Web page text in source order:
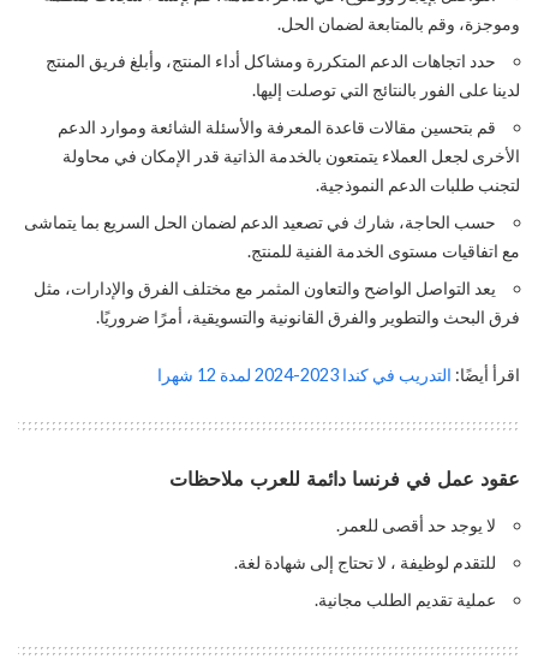
وموجزة، وقم بالمتابعة لضمان الحل.
حدد اتجاهات الدعم المتكررة ومشاكل أداء المنتج، وأبلغ فريق المنتج
لدينا على الفور بالنتائج التي توصلت إليها.
قم بتحسين مقالات قاعدة المعرفة والأسئلة الشائعة وموارد الدعم
الأخرى لجعل العملاء يتمتعون بالخدمة الذاتية قدر الإمكان في محاولة
لتجنب طلبات الدعم النموذجية.
حسب الحاجة، شارك في تصعيد الدعم لضمان الحل السريع بما يتماشى
مع اتفاقيات مستوى الخدمة الفنية للمنتج.
يعد التواصل الواضح والتعاون المثمر مع مختلف الفرق والإدارات، مثل
فرق البحث والتطوير والفرق القانونية والتسويقية، أمرًا ضروريًا.
اقرأ أيضًا: التدريب في كندا 2023-2024 لمدة 12 شهرا
عقود عمل في فرنسا دائمة للعرب ملاحظات
لا يوجد حد أقصى للعمر.
للتقدم لوظيفة ، لا تحتاج إلى شهادة لغة.
عملية تقديم الطلب مجانية.